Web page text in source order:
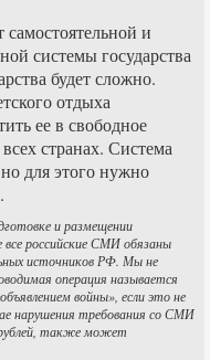
и
системы государства
будет сложно.
отдыха
ее в свободное
странах. Система
для этого нужно
и размещении
все российские СМИ обязаны
источников РФ. Мы не
операция называется
войны», если это не
нарушения требования со СМИ
также может